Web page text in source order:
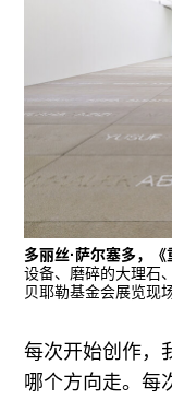
多丽丝·萨尔塞多，
设备、磨碎的大理石
贝耶勒基金会展览现
每次开始创作，
哪个方向走。每